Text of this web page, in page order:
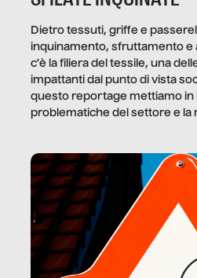
Dietro tessuti, griffe e
inquinamento, sfruttamento e
c’è la filiera del tessile, una
impattanti dal punto di vista
questo reportage mettiamo in
problematiche del settore e la